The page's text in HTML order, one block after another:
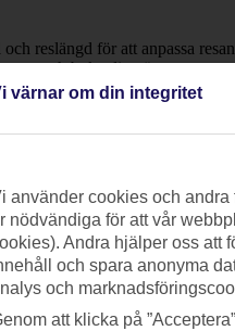
reslängd för att anpassa
och boka din nästa
värnar om din integritet
använder cookies och
nödvändiga för att vår
Andra hjälper oss att
och spara anonyma
och
att klicka på